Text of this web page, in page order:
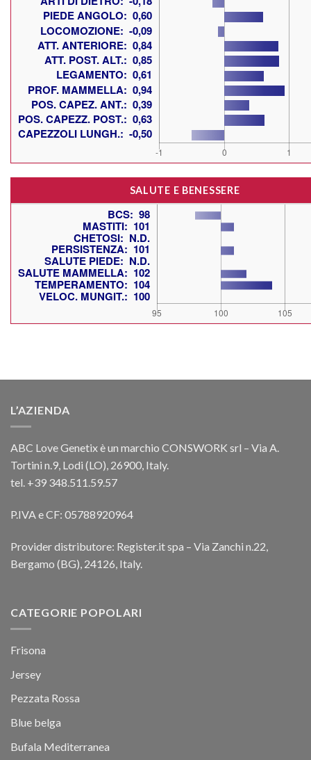
SALUTE E BENESSERE
L’AZIENDA
ABC Love Genetix è un marchio CONSWORK srl – Via A.
Tortini n.9, Lodi (LO), 26900, Italy.
tel. +39 348.511.59.57
P.IVA e CF: 05788920964
Provider distributore: Register.it spa – Via Zanchi n.22,
Bergamo (BG), 24126, Italy.
CATEGORIE POPOLARI
Frisona
Jersey
Pezzata Rossa
Blue belga
Bufala Mediterranea